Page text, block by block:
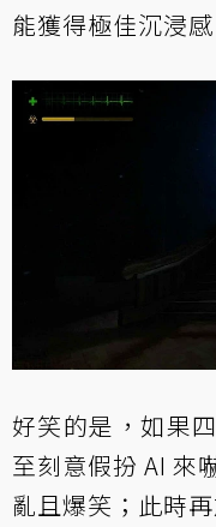
能獲得極佳沉浸感
好笑的是，如果
至刻意假扮 AI 來
亂且爆笑；此時